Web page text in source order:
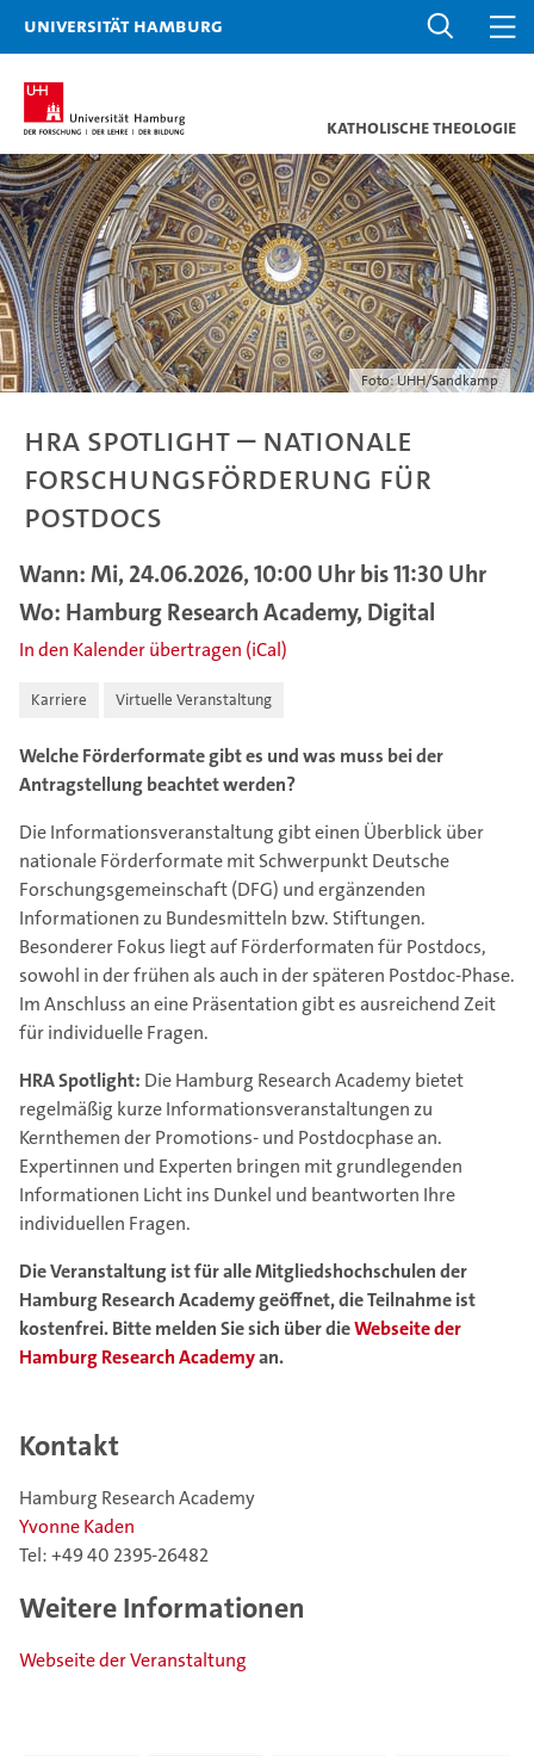
Universität Hamburg
Katholische Theologie
Foto: UHH/Sandkamp
HRA Spotlight – Nationale
Forschungsförderung für
Postdocs
Wann: Mi, 24.06.2026, 10:00 Uhr bis 11:30 Uhr
Wo: Hamburg Research Academy, Digital
In den Kalender übertragen (iCal)
Karriere Virtuelle Veranstaltung
Welche Förderformate gibt es und was muss bei der
Antragstellung beachtet werden?
Die Informationsveranstaltung gibt einen Überblick über
nationale Förderformate mit Schwerpunkt Deutsche
Forschungsgemeinschaft (DFG) und ergänzenden
Informationen zu Bundesmitteln bzw. Stiftungen.
Besonderer Fokus liegt auf Förderformaten für Postdocs,
sowohl in der frühen als auch in der späteren Postdoc-Phase.
Im Anschluss an eine Präsentation gibt es ausreichend Zeit
für individuelle Fragen.
HRA Spotlight: Die Hamburg Research Academy bietet
regelmäßig kurze Informationsveranstaltungen zu
Kernthemen der Promotions- und Postdocphase an.
Expertinnen und Experten bringen mit grundlegenden
Informationen Licht ins Dunkel und beantworten Ihre
individuellen Fragen.
Die Veranstaltung ist für alle Mitgliedshochschulen der
Hamburg Research Academy geöffnet, die Teilnahme ist
kostenfrei. Bitte melden Sie sich über dieWebseite der
Hamburg Research Academyan.
Kontakt
Hamburg Research Academy
Yvonne Kaden
Tel: +49 40 2395-26482
Weitere Informationen
Webseite der Veranstaltung